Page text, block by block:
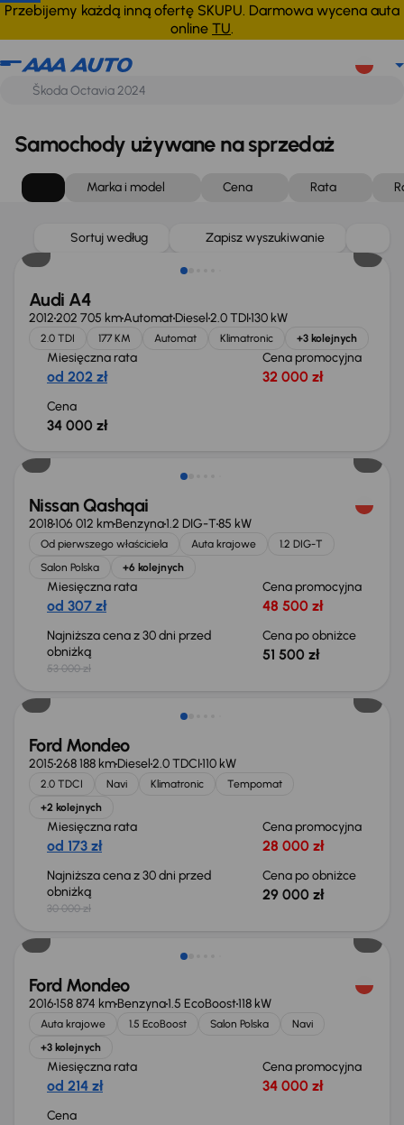
Przebijemy każdą inną ofertę SKUPU. Darmowa wycena auta
online TU.
Samochody używane na sprzedaż
Marka i model Cena Rata
Sortuj według Zapisz wyszukiwanie
Audi A4
2012202 705 kmAutomatDiesel2.0 TDI130 kW
2.0 TDI 177 KM Automat Klimatronic +3 kolejnych
Miesięczna rata
od 202 zł
Cena promocyjna
32 000 zł
Cena
34 000 zł
Nissan Qashqai
2018106 012 kmBenzyna1.2 DIG-T85 kW
Od pierwszego właściciela Auta krajowe
1.2 DIG-T
Salon Polska
+6 kolejnych
Miesięczna rata
od 307 zł
Cena promocyjna
48 500 zł
Najniższa cena z 30 dni przed
obniżką
53 000 zł
Cena po obniżce
51 500 zł
Taniej o 1 000 zł
Ford Mondeo
2015268 188 kmDiesel2.0 TDCI110 kW
2.0 TDCI Navi Klimatronic
Tempomat
+2 kolejnych
Miesięczna rata
od 173 zł
Cena promocyjna
28 000 zł
Najniższa cena z 30 dni przed
obniżką
30 000 zł
Cena po obniżce
29 000 zł
Ford Mondeo
2016158 874 kmBenzyna1.5 EcoBoost118 kW
Auta krajowe 1.5 EcoBoost Salon Polska
Navi
+3 kolejnych
Miesięczna rata
od 214 zł
Cena promocyjna
34 000 zł
Cena